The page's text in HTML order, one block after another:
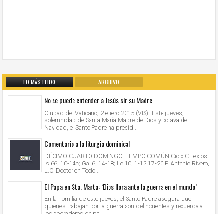
LO MÁS LEIDO ARCHIVO
No se puede entender a Jesús sin su Madre
Ciudad del Vaticano, 2 enero 2015 (VIS).-Este jueves,
solemnidad de Santa María Madre de Dios y octava de
Navidad, el Santo Padre ha presid...
Comentario a la liturgia dominical
DÉCIMO CUARTO DOMINGO TIEMPO COMÚN Ciclo C Textos:
Is 66, 10-14c; Gal 6, 14-18; Lc 10, 1-12.17-20 P. Antonio Rivero,
L.C. Doctor en Teolo...
El Papa en Sta. Marta: ‘Dios llora ante la guerra en el mundo’
En la homilía de este jueves, el Santo Padre asegura que
quienes trabajan por la guerra son delincuentes y recuerda a